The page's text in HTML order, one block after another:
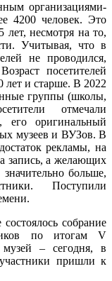
организациями-
4200 человек. Это
лет, несмотря на то,
Учитывая, что в
не проводился,
посетителей
лет и старше. В 2022
группы (школы,
отмечали
его оригинальный
музеев и ВУЗов. В
рекламы, на
запись, а желающих
больше,
Поступили
собрание
по итогам V
музей – сегодня, в
пришли к